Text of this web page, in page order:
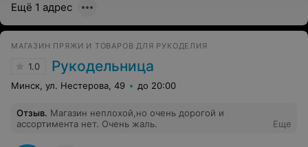
Ещё 1 адрес
МАГАЗИН ПРЯЖИ И ТОВАРОВ ДЛЯ РУКОДЕЛИЯ
1.0 Рукодельница
Минск, ул. Нестерова, 49 до 20:00
Отзыв. Магазин неплохой,но очень дорогой и
ассортимента нет. Очень жаль.
Еще